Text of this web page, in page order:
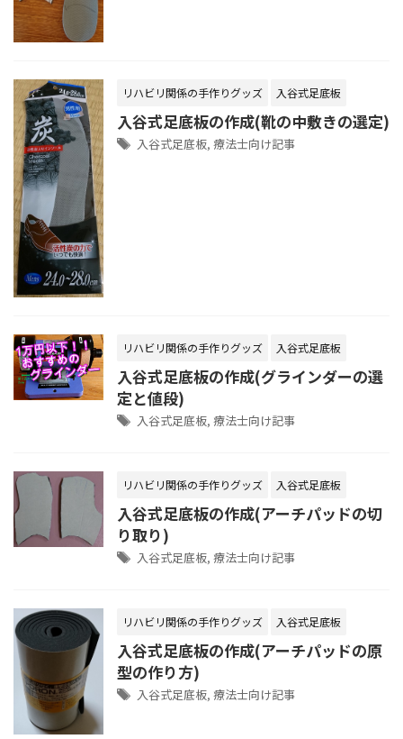
リハビリ関係の手作りグッズ 入谷式足底板
入谷式足底板の作成(靴の中敷きの選定)
入谷式足底板, 療法士向け記事
リハビリ関係の手作りグッズ 入谷式足底板
入谷式足底板の作成(グラインダーの選
定と値段)
入谷式足底板, 療法士向け記事
リハビリ関係の手作りグッズ 入谷式足底板
入谷式足底板の作成(アーチパッドの切
り取り)
入谷式足底板, 療法士向け記事
リハビリ関係の手作りグッズ 入谷式足底板
入谷式足底板の作成(アーチパッドの原
型の作り方)
入谷式足底板, 療法士向け記事